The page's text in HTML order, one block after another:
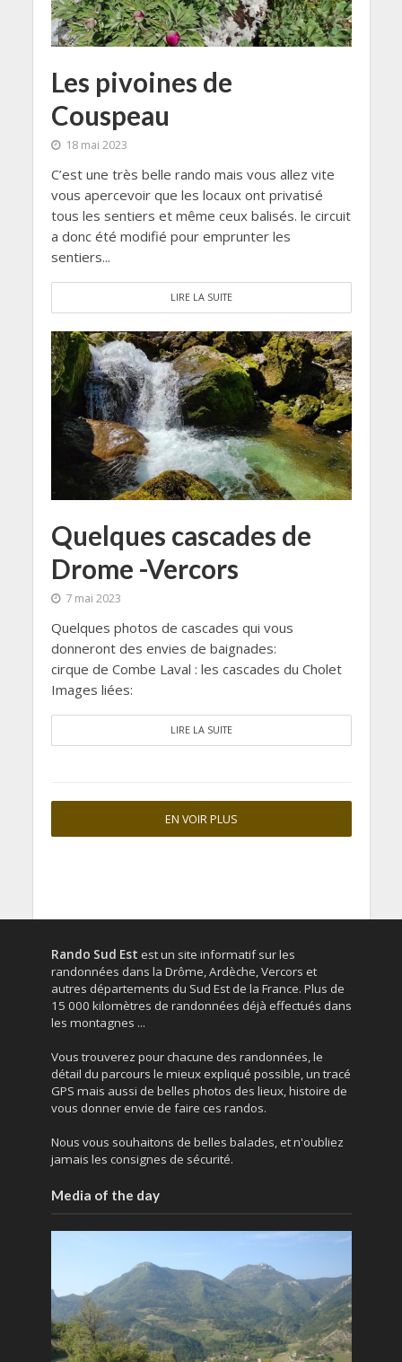
Les pivoines de
Couspeau
18 mai 2023
C’est une très belle rando mais vous allez vite
vous apercevoir que les locaux ont privatisé
tous les sentiers et même ceux balisés. le circuit
a donc été modifié pour emprunter les
sentiers...
LIRE LA SUITE
Quelques cascades de
Drome -Vercors
7 mai 2023
Quelques photos de cascades qui vous
donneront des envies de baignades:
cirque de Combe Laval : les cascades du Cholet
Images liées:
LIRE LA SUITE
EN VOIR PLUS
Rando Sud Est est un site informatif sur les
randonnées dans la Drôme, Ardèche, Vercors et
autres départements du Sud Est de la France. Plus de
15 000 kilomètres de randonnées déjà effectués dans
les montagnes ...
Vous trouverez pour chacune des randonnées, le
détail du parcours le mieux expliqué possible, un tracé
GPS mais aussi de belles photos des lieux, histoire de
vous donner envie de faire ces randos.
Nous vous souhaitons de belles balades, et n'oubliez
jamais les consignes de sécurité.
Media of the day